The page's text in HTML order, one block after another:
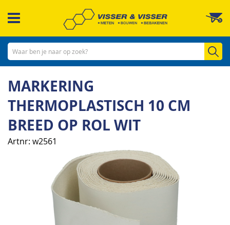
naar
inhoud
MARKERING
THERMOPLASTISCH 10 CM
BREED OP ROL WIT
Artnr w2561